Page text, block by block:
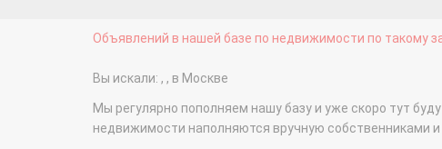
Объявлений в нашей базе по недвижимости по такому
Вы искали: , , в Москве
Мы регулярно пополняем нашу базу и уже скоро тут
недвижимости наполняются вручную собственниками